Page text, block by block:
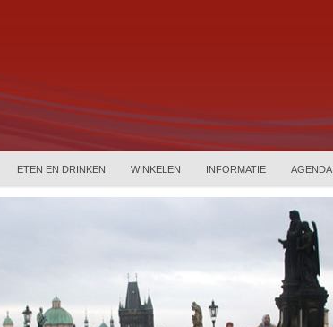
ETEN EN DRINKEN WINKELEN INFORMATIE AGENDA